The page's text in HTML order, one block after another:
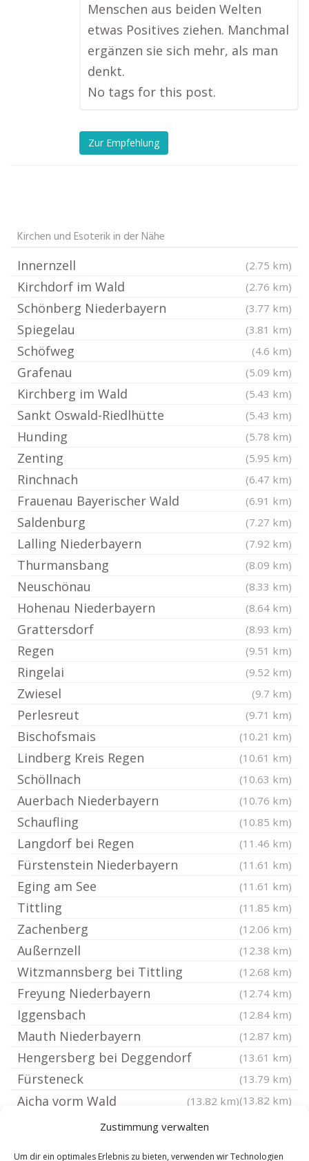
Zustimmung verwalten
Um dir ein optimales Erlebnis zu bieten, verwenden wir Technologien
Menschen aus beiden Welten
etwas Positives ziehen. Manchmal
ergänzen sie sich mehr, als man
denkt.
No tags for this post.
Zur Empfehlung
Kirchen und Esoterik in der Nähe
Innernzell (2.75 km)
Kirchdorf im Wald (2.76 km)
Schönberg Niederbayern (3.77 km)
Spiegelau (3.81 km)
Schöfweg (4.6 km)
Grafenau (5.09 km)
Kirchberg im Wald (5.43 km)
Sankt Oswald-Riedlhütte (5.43 km)
Hunding (5.78 km)
Zenting (5.95 km)
Rinchnach (6.47 km)
Frauenau Bayerischer Wald (6.91 km)
Saldenburg (7.27 km)
Lalling Niederbayern (7.92 km)
Thurmansbang (8.09 km)
Neuschönau (8.33 km)
Hohenau Niederbayern (8.64 km)
Grattersdorf (8.93 km)
Regen (9.51 km)
Ringelai (9.52 km)
Zwiesel (9.7 km)
Perlesreut (9.71 km)
Bischofsmais (10.21 km)
Lindberg Kreis Regen (10.61 km)
Schöllnach (10.63 km)
Auerbach Niederbayern (10.76 km)
Schaufling (10.85 km)
Langdorf bei Regen (11.46 km)
Fürstenstein Niederbayern (11.61 km)
Eging am See (11.61 km)
Tittling (11.85 km)
Zachenberg (12.06 km)
Außernzell (12.38 km)
Witzmannsberg bei Tittling (12.68 km)
Freyung Niederbayern (12.74 km)
Iggensbach (12.84 km)
Mauth Niederbayern (12.87 km)
Hengersberg bei Deggendorf (13.61 km)
Fürsteneck
(13.79 km)
(13.82 km)
Aicha vorm Wald (13.82 km)
Neukirchen vorm Wald